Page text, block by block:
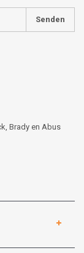
Senden
Brady en Abus